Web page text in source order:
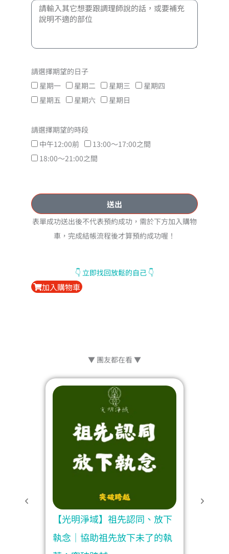
請選擇期望的日子
星期一
星期二 星期三
星期四
星期五
星期六 星期日
請選擇期望的時段
中午12:00前
13:00～17:00之間
18:00～21:00之間
送出
表單成功送出後不代表預約成功，需於下方加入購物
車，完成結帳流程後才算預約成功喔！
👇️ 立即找回放鬆的自己 👇️
加入購物車
▼ 團友都在看 ▼
【光明淨域】祖先認同、放下
執念｜協助祖先放下未了的執